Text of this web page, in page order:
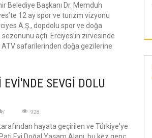
Belediye Başkanı Dr. Memduh
12 ay spor ve turizm vizyonu
A.Ş., dopdolu spor ve doğa
açtı. Erciyes’in zirvesinde
ATV safarilerinden doğa gezilerine
SEVGİ DOLU
928
hayata geçirilen ve Türkiye'ye
Evi Doğal Yaşam Alanı, bu kez genç